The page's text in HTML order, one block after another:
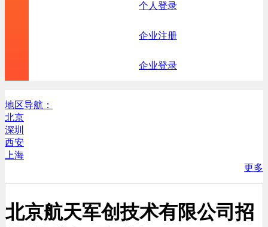
个人登录
企业注册
企业登录
地区导航：
北京
深圳
西安
上海
更多
北京航天军创技术有限公司招